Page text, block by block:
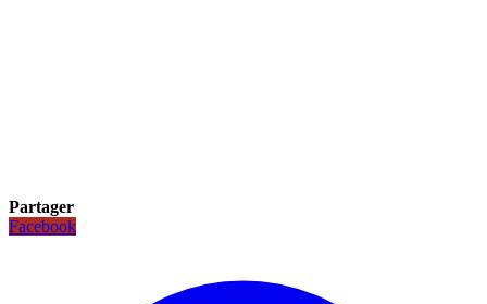
Partager
Facebook